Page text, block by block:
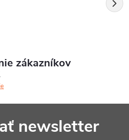
zákazníkov
newsletter